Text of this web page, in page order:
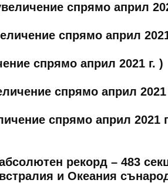
спрямо април
спрямо април 2021
спрямо април 2021 г. )
спрямо април 2021
спрямо април 2021
рекорд – 483
и Океания